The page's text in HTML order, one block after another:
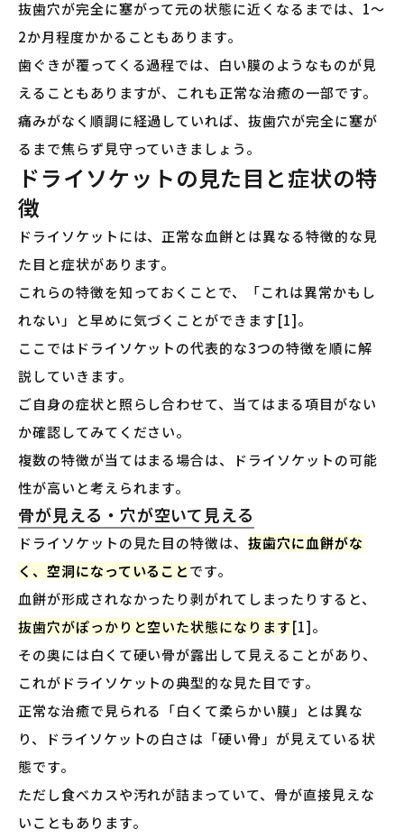
抜歯穴が完全に塞がって元の状態に近くなるまでは、1〜
2か月程度かかることもあります。
歯ぐきが覆ってくる過程では、白い膜のようなものが見
えることもありますが、これも正常な治癒の一部です。
痛みがなく順調に経過していれば、抜歯穴が完全に塞が
るまで焦らず見守っていきましょう。
ドライソケットの見た目と症状の特
徴
ドライソケットには、正常な血餅とは異なる特徴的な見
た目と症状があります。
これらの特徴を知っておくことで、「これは異常かもし
れない」と早めに気づくことができます[1]。
ここではドライソケットの代表的な3つの特徴を順に解
説していきます。
ご自身の症状と照らし合わせて、当てはまる項目がない
か確認してみてください。
複数の特徴が当てはまる場合は、ドライソケットの可能
性が高いと考えられます。
骨が見える・穴が空いて見える
ドライソケットの見た目の特徴は、 抜歯穴に血餅がな
く、空洞になっていることです。
血餅が形成されなかったり剥がれてしまったりすると、
抜歯穴がぽっかりと空いた状態になります[1]。
その奥には白くて硬い骨が露出して見えることがあり、
これがドライソケットの典型的な見た目です。
正常な治癒で見られる「白くて柔らかい膜」とは異な
り、ドライソケットの白さは「硬い骨」が見えている状
態です。
ただし食べカスや汚れが詰まっていて、骨が直接見えな
いこともあります。